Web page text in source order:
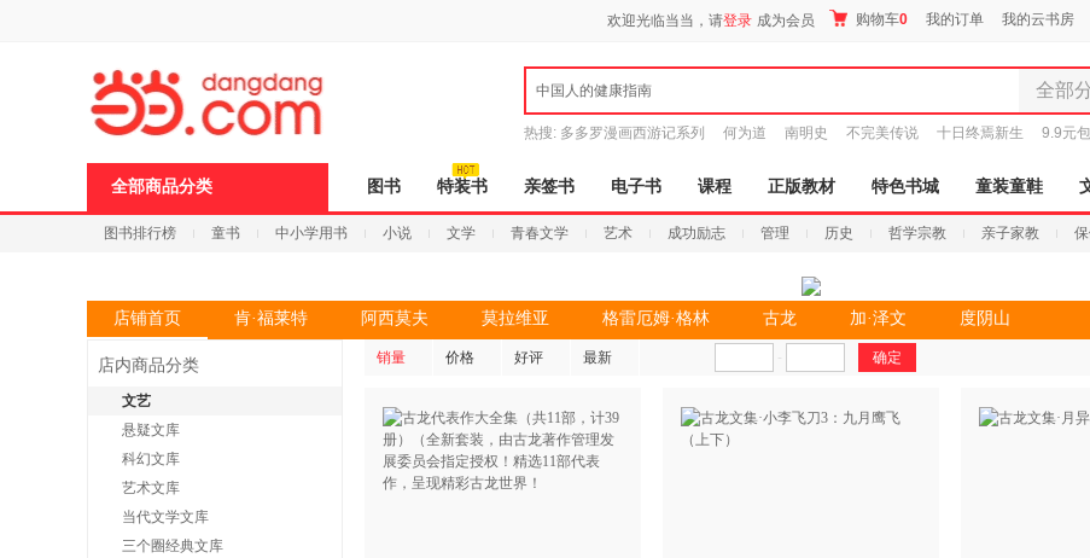
欢迎光临当当，请登录 成为会员 购物车0 我的订单 我的云书房
中国人的健康指南 全部
全部分
图书
电子书
音像
时尚美
童装童
热搜: 多多罗漫画西游记系列 何为道 南明史 不完美传说 十日终焉新生 9.9元
全部商品分类 图书 特装书 亲签书 电子书 课程 正版教材 特色书城 童装童鞋
图书排行榜 童书 中小学用书 小说 文学 青春文学 艺术 成功励志 管理 历史 哲学宗教 亲子家教
店铺首页 肯·福莱特 阿西莫夫 莫拉维亚 格雷厄姆·格林 古龙 加·泽文 度阴山
搜索
店内商品分类
文艺
悬疑文库
科幻文库
艺术文库
当代文学文库
三个圈经典文库
销量 价格 好评 最新
页